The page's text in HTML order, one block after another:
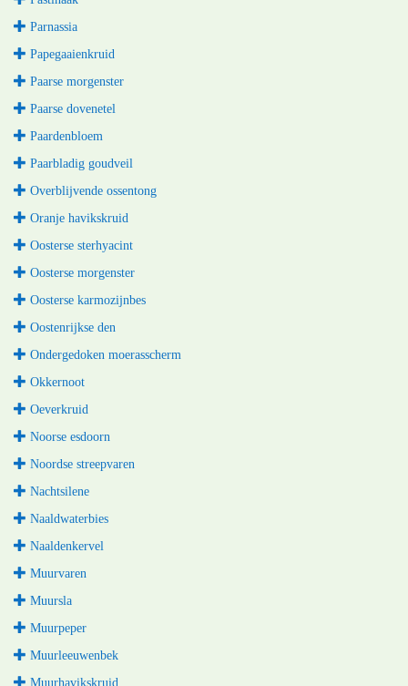
Parnassia
Papegaaienkruid
Paarse morgenster
Paarse dovenetel
Paardenbloem
Paarbladig goudveil
Overblijvende ossentong
Oranje havikskruid
Oosterse sterhyacint
Oosterse morgenster
Oosterse karmozijnbes
Oostenrijkse den
Ondergedoken moerasscherm
Okkernoot
Oeverkruid
Noorse esdoorn
Noordse streepvaren
Nachtsilene
Naaldwaterbies
Naaldenkervel
Muurvaren
Muursla
Muurpeper
Muurleeuwenbek
Muurhavikskruid